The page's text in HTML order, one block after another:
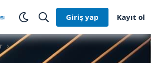
Giriş yap Kayıt ol